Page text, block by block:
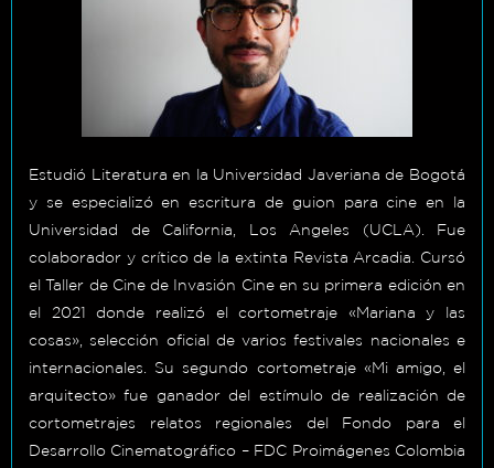
Estudió Literatura en la Universidad Javeriana de Bogotá
y se especializó en escritura de guion para cine en la
Universidad de California, Los Angeles (UCLA). Fue
colaborador y crítico de la extinta Revista Arcadia. Cursó
el Taller de Cine de Invasión Cine en su primera edición en
el 2021 donde realizó el cortometraje «Mariana y las
cosas», selección oficial de varios festivales nacionales e
internacionales. Su segundo cortometraje «Mi amigo, el
arquitecto» fue ganador del estímulo de realización de
cortometrajes relatos regionales del Fondo para el
Desarrollo Cinematográfico – FDC Proimágenes Colombia